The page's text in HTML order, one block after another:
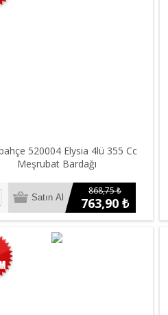
520004 Elysia 4lü 355 Cc
Meşrubat Bardağı
868,75 ₺
763,90 ₺